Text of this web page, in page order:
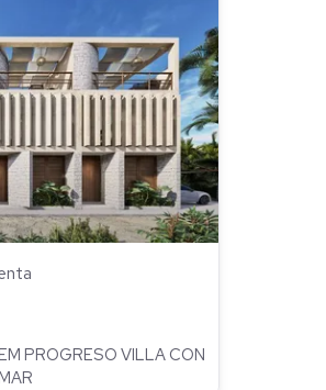
PROGRESO VILLA CON